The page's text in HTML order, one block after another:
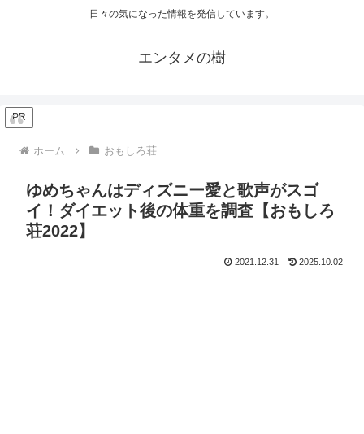
日々の気になった情報を発信しています。
エンタメの樹
PR
ホーム おもしろ荘
ゆめちゃんはディズニー愛と歌声がスゴ
イ！ダイエット後の体重を調査【おもしろ
荘2022】
2021.12.31 2025.10.02